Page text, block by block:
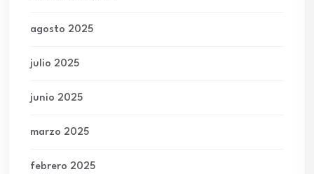
agosto 2025
julio 2025
junio 2025
marzo 2025
febrero 2025